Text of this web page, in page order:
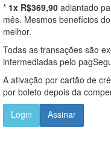
* 1x R$369,90 adiantado
mês. Mesmos benefícios
melhor.
Todas as transações são
intermediadas pelo
A ativação por cartão de
por boleto depois da
Login
Assinar